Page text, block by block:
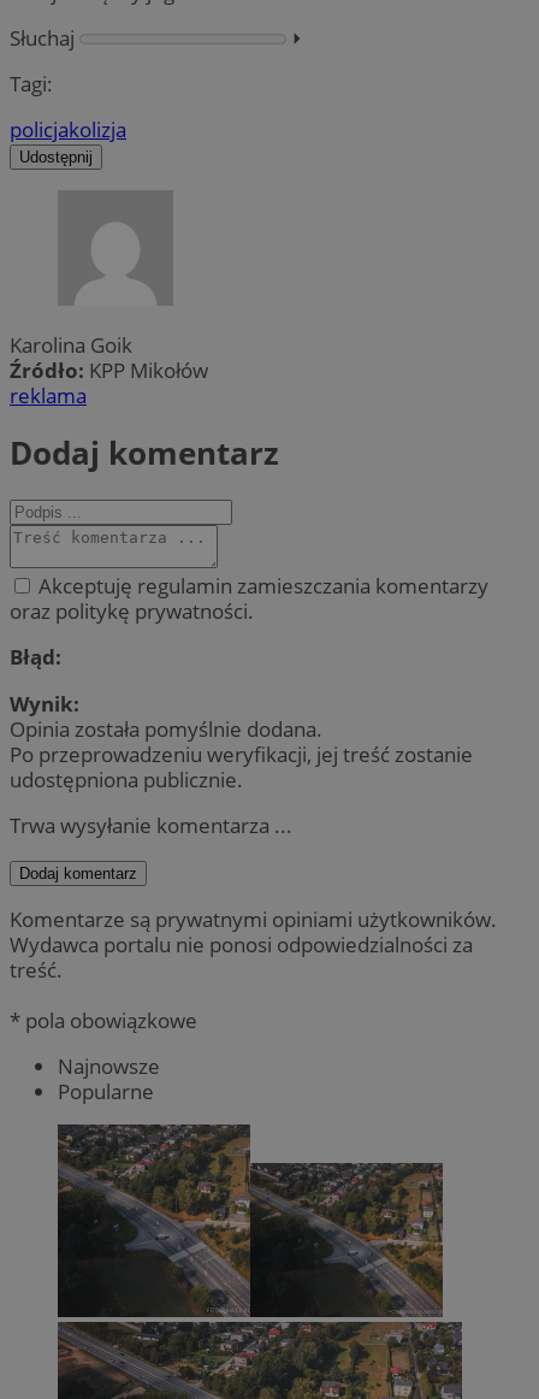
Słuchaj
⏵︎
Tagi:
policjakolizja
Udostępnij
Karolina Goik
Źródło: KPP Mikołów
reklama
Dodaj komentarz
Akceptuję regulamin zamieszczania komentarzy
oraz politykę prywatności.
Błąd:
Wynik:
Opinia została pomyślnie dodana.
Po przeprowadzeniu weryfikacji, jej treść zostanie
udostępniona publicznie.
Trwa wysyłanie komentarza ...
Dodaj komentarz
Komentarze są prywatnymi opiniami użytkowników.
Wydawca portalu nie ponosi odpowiedzialności za
treść.
* pola obowiązkowe
Najnowsze
Popularne